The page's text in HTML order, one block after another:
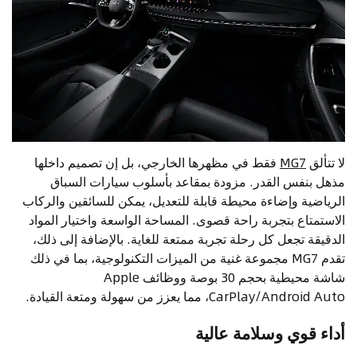
لا تتألق MG7 فقط في مظهرها الخارجي، بل إن تصميم داخلها
مذهل بنفس القدر. مزودة بمقاعد بأسلوب سيارات السباق
الرياضية وإضاءة محيطة قابلة للتعديل، يمكن للسائقين والركاب
الاستمتاع بتجربة راحة قصوى. المساحة الواسعة واختيار المواد
الدقيقة تجعل كل رحلة تجربة ممتعة للغاية. بالإضافة إلى ذلك،
تقدم MG7 مجموعة غنية من الميزات التكنولوجية، بما في ذلك
شاشة محيطية بحجم 30 بوصة ووظائف Apple
CarPlay/Android Auto، مما يعزز من سهولة ومتعة القيادة.
أداء قوي وسلامة عالية